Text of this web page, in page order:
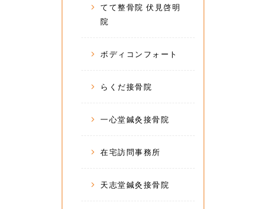
てて整骨院 伏見啓明
院
ボディコンフォート
らくだ接骨院
一心堂鍼灸接骨院
在宅訪問事務所
天志堂鍼灸接骨院